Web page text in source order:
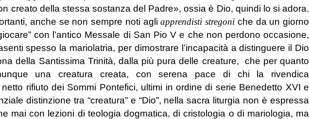
creato della stessa sostanza del Padre», ossia è Dio, quindi lo si adora.
anche se non sempre noti agliapprendisti stregoni che da un giorno
con l’antico Messale di San Pio V e che non perdono occasione,
spesso la mariolatria, per dimostrare l’incapacità a distinguere il Dio
della Santissima Trinità, dalla più pura delle creature, che per quanto
una creatura creata, con serena pace di chi la rivendica
rifiuto dei Sommi Pontefici, ultimi in ordine di serie Benedetto XVI e
distinzione tra “creatura” e “Dio”, nella sacra liturgia non è espressa
mai con lezioni di teologia dogmatica, di cristologia o di mariologia, ma